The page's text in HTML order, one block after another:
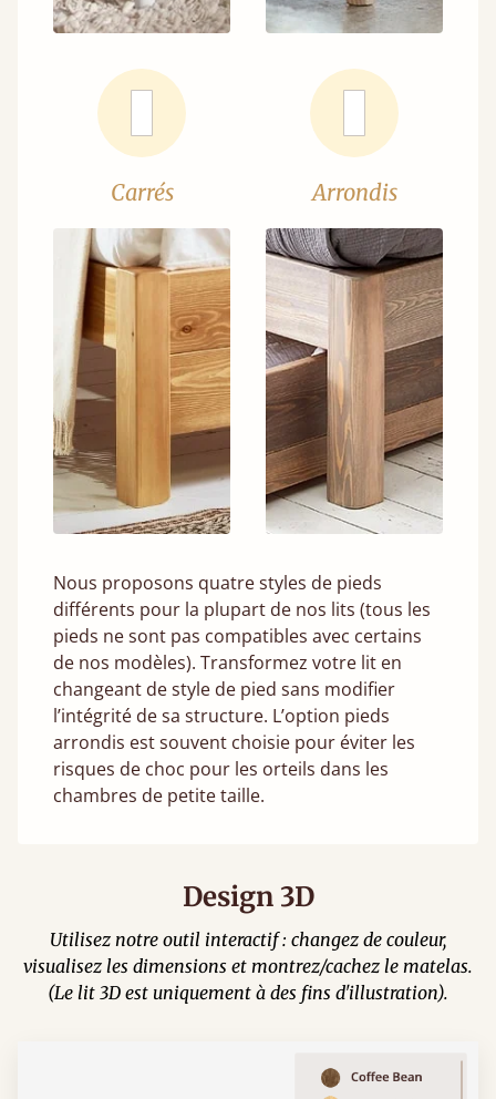
Carrés Arrondis
Nous proposons quatre styles de pieds
différents pour la plupart de nos lits (tous les
pieds ne sont pas compatibles avec certains
de nos modèles). Transformez votre lit en
changeant de style de pied sans modifier
l’intégrité de sa structure. L’option pieds
arrondis est souvent choisie pour éviter les
risques de choc pour les orteils dans les
chambres de petite taille.
Design 3D
Utilisez notre outil interactif : changez de couleur,
visualisez les dimensions et montrez/cachez le matelas.
(Le lit 3D est uniquement à des fins d'illustration).